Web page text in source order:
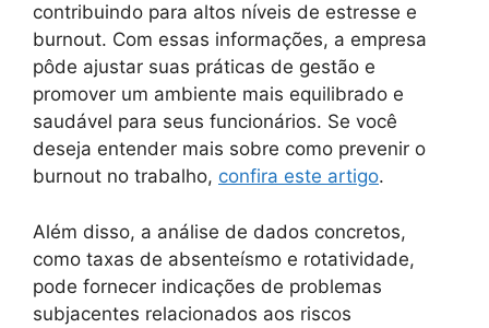
contribuindo para altos níveis de estresse e
burnout. Com essas informações, a empresa
pôde ajustar suas práticas de gestão e
promover um ambiente mais equilibrado e
saudável para seus funcionários. Se você
deseja entender mais sobre como prevenir o
burnout no trabalho, confira este artigo.
Além disso, a análise de dados concretos,
como taxas de absenteísmo e rotatividade,
pode fornecer indicações de problemas
subjacentes relacionados aos riscos